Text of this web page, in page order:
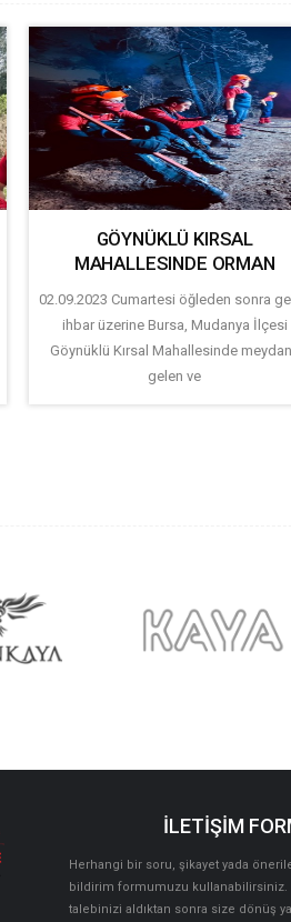
GÖYNÜKLÜ KIRSAL
MAHALLESINDE ORMAN
02.09.2023 Cumartesi öğleden sonra
ihbar üzerine Bursa, Mudanya İlçesi
Göynüklü Kırsal Mahallesinde
gelen ve
İLETİŞİM
Herhangi bir soru, şikayet yada
bildirim formumuzu kullanabilirsiniz.
talebinizi aldıktan sonra size dönüş